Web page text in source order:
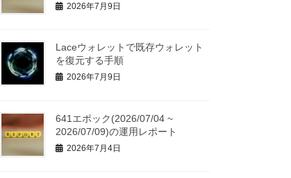
2026年7月9日
Laceウォレットで既存ウォレット
を復元する手順
2026年7月9日
641エポック(2026/07/04 ~
2026/07/09)の運用レポート
2026年7月4日